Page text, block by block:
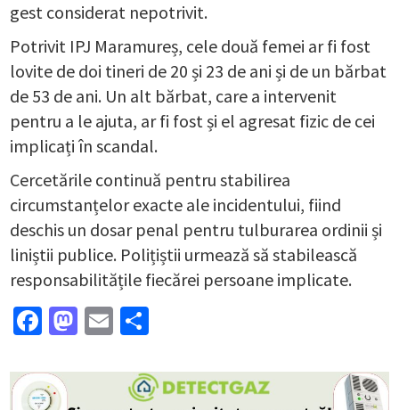
gest considerat nepotrivit.
Potrivit IPJ Maramureș, cele două femei ar fi fost
lovite de doi tineri de 20 și 23 de ani și de un bărbat
de 53 de ani. Un alt bărbat, care a intervenit
pentru a le ajuta, ar fi fost și el agresat fizic de cei
implicați în scandal.
Cercetările continuă pentru stabilirea
circumstanțelor exacte ale incidentului, fiind
deschis un dosar penal pentru tulburarea ordinii și
liniștii publice. Polițiștii urmează să stabilească
responsabilitățile fiecărei persoane implicate.
Facebook
Mastodon
Email